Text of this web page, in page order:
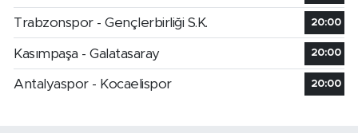
Trabzonspor - Gençlerbirliği S.K. 20:00
Kasımpaşa - Galatasaray 20:00
Antalyaspor - Kocaelispor 20:00